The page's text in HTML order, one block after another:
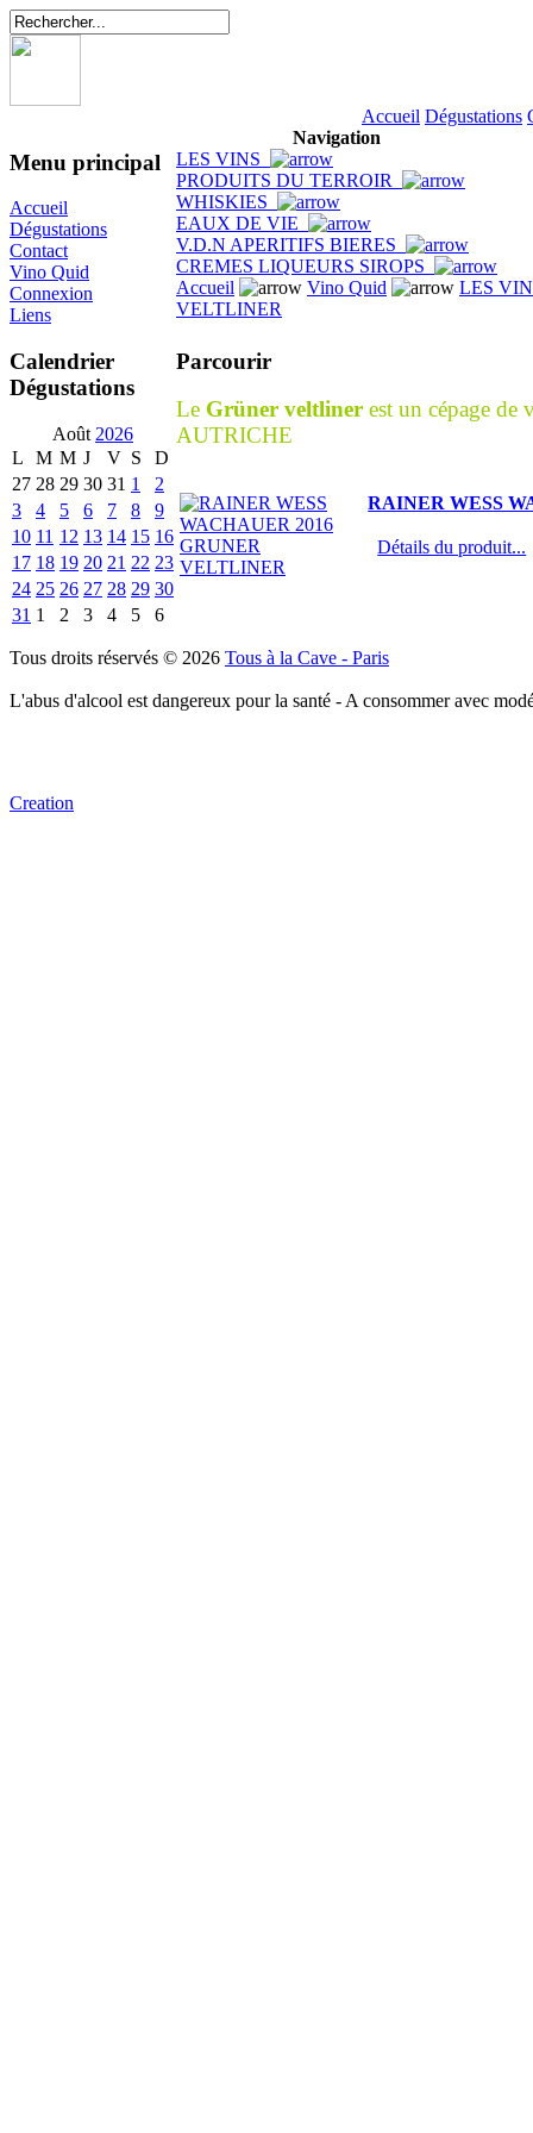
Accueil Dégustations
Menu principal
Accueil
Dégustations
Contact
Vino Quid
Connexion
Liens
Calendrier
Dégustations
Août 2026
L
M M J V S
D
27 28 29 30 31 1
2
3
4 5 6 7 8
9
10 11 12 13 14 15 16
17 18 19 20 21 22 23
24 25 26 27 28 29 30
31 1 2 3 4 5 6
Navigation
LES VINS
PRODUITS DU TERROIR
WHISKIES
EAUX DE VIE
V.D.N APERITIFS BIERES
CREMES LIQUEURS SIROPS
Accueil
Vino Quid
LES
VELTLINER
Parcourir
Le Grüner veltliner est un cépage
AUTRICHE
RAINER WESS
Détails du produit...
Tous droits réservés © 2026 Tous à la Cave - Paris
L'abus d'alcool est dangereux pour la santé - A consommer avec
Creation